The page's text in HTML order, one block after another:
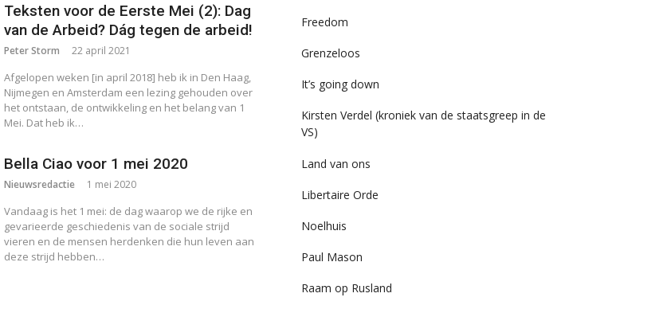
Teksten voor de Eerste Mei (2): Dag
van de Arbeid? Dág tegen de arbeid!
Peter Storm 22 april 2021
Afgelopen weken [in april 2018] heb ik in Den Haag,
Nijmegen en Amsterdam een lezing gehouden over
het ontstaan, de ontwikkeling en het belang van 1
Mei. Dat heb ik…
Bella Ciao voor 1 mei 2020
Nieuwsredactie 1 mei 2020
Vandaag is het 1 mei: de dag waarop we de rijke en
gevarieerde geschiedenis van de sociale strijd
vieren en de mensen herdenken die hun leven aan
deze strijd hebben…
Freedom
Grenzeloos
It’s going down
Kirsten Verdel (kroniek van de staatsgreep in de
VS)
Land van ons
Libertaire Orde
Noelhuis
Paul Mason
Raam op Rusland